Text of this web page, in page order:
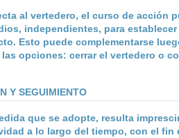
al vertedero, el curso de acción
independientes, para establecer
Esto puede complementarse
opciones: cerrar el vertedero o
Y SEGUIMIENTO
que se adopte, resulta
a lo largo del tiempo, con el fin